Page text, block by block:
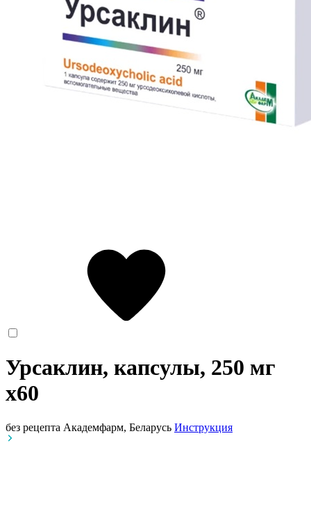
Урсаклин, капсулы, 250 мг
x60
без рецепта Академфарм, Беларусь Инструкция